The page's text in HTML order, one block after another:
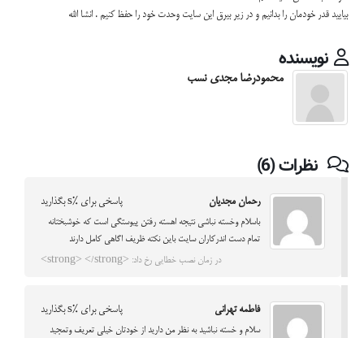
بیایید قدر خودمان را بدانیم و در زیر بیرق این سایت وحدت خود را حفظ کنیم . انشا الله
نویسنده
محمودرضا مجدی نسب
نظرات (6)
رحمان مجدیان پاسخی برای %s بگذارید
باسلام وخسته نباشی نتیجه اهسته رفتن پیوستگی است که خوشبختانه
تمام دست اندرکاران سایت باین نکته ظریف اگاهی کامل دارند
در زمان نصب خطایی رخ داد: <strong> </strong>
فاطمه تهرانی پاسخی برای %s بگذارید
سلام و خسته نباشید به نظر من دارید از خودتان خیلی تعریف وتمجید